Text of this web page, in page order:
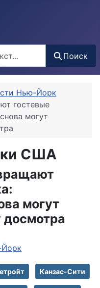
Поиск
Нью-Йорк
гостевые
могут
США
могут
досмотра
Канзас-Сити